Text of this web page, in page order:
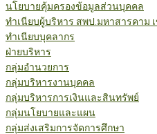
นโยบายคุ้มครองข้อมูลส่วนบุคคล
ทำเนียบผู้บริหาร สพป.มหาสารคาม เ
ทำเนียบบุคลากร
ฝ่ายบริหาร
กลุ่มอำนวยการ
กลุ่มบริหารงานบุคคล
กลุ่มบริหารการเงินและสินทรัพย์
กลุ่มนโยบายและแผน
กลุ่มส่งเสริมการจัดการศึกษา